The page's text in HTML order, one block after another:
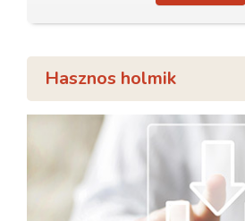
Hasznos holmik